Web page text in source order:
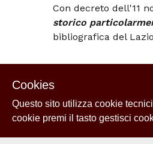
Con decreto dell'11
storico
bibliografica del
- Sottoserie 1:
- Sottoserie 2:
- Sottoserie 3:
Cookies
Questo sito utilizza cookie
cookie premi il tasto gestisci